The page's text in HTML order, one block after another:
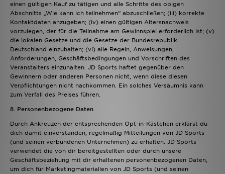
einen gültigen Kauf zu tätigen und alle Schritte des obigen
Abschnitts „Wie kann ich teilnehmen“ abzuschließen; (iii) korrekte
Kontaktdaten anzugeben; (iv) einen gültigen Altersnachweis
vorzulegen, der für die Teilnahme am Gewinnspiel erforderlich ist; (v)
die lokalen Gesetze und die Gesetze der Bundesrepublik
Deutschland einzuhalten; (vi) alle Regeln, Anweisungen,
Anforderungen, Geschäftsbedingungen und Vorschriften des
Veranstalters einzuhalten. JD Sports haftet gegenüber den
Gewinnern oder anderen Personen nicht, wenn diese diesen
Verpflichtungen nicht nachkommen. Ein solches Versäumnis kann
zum Verfall des Preises führen.
8. Personenbezogene Daten
Durch Ankreuzen der entsprechenden Opt-in-Kästchen erklärst du
dich damit einverstanden, regelmäßig Mitteilungen von JD Sports
(und seinen verbundenen Unternehmen) zu erhalten. JD Sports
verwendet die von dir bereitgestellten oder durch unsere
Geschäftsbeziehung mit dir erhaltenen personenbezogenen Daten,
um dich für Marketingmaterialien von JD Sports (und seinen